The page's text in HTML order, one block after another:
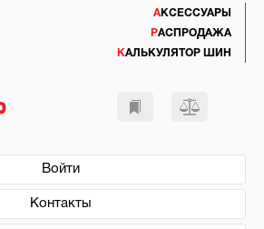
АКСЕССУАРЫ
РАСПРОДАЖА
КАЛЬКУЛЯТОР ШИН
Войти
Контакты